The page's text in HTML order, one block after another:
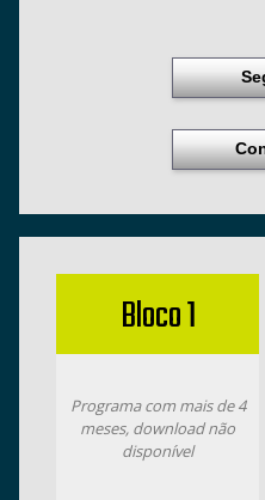
Bloco 1
Programa com mais de 4
meses, download não
disponível